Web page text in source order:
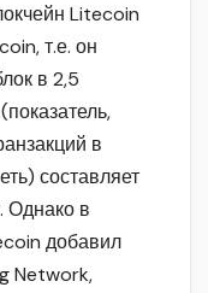
Litecoin
т.е. он
в 2,5
в
составляет
Однако в
добавил
Network,